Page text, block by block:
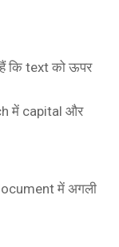
कि text को ऊपर
में capital और
में अगली